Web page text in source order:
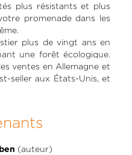
plus résistants et plus
promenade dans les
plus de vingt ans en
une forêt écologique.
ventes en Allemagne et
seller aux États-Unis, et
(auteur)